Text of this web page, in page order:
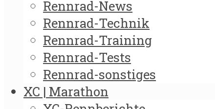
Rennrad-News
Rennrad-Technik
Rennrad-Training
Rennrad-Tests
Rennrad-sonstiges
XC | Marathon